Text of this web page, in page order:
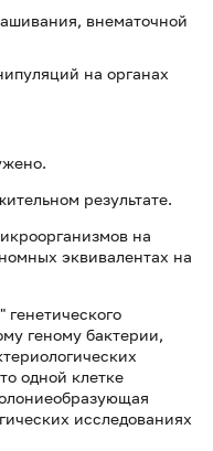
внематочной
на органах
результате.
на
эквивалентах на
генетического
геному бактерии,
одной клетке
исследованиях